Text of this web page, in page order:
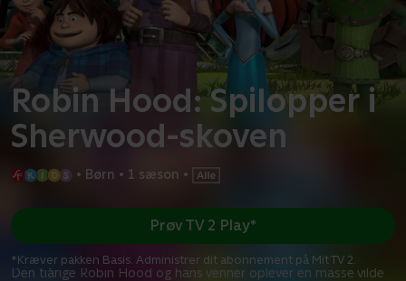
Robin Hood: Spilopper i
Sherwood-skoven
• Børn • 1 sæson •
Den tiårige Robin Hood og hans venner oplever en masse vilde
Prøv TV 2 Play*
*Kræver pakken Basis. Administrer dit abonnement på Mit TV 2.